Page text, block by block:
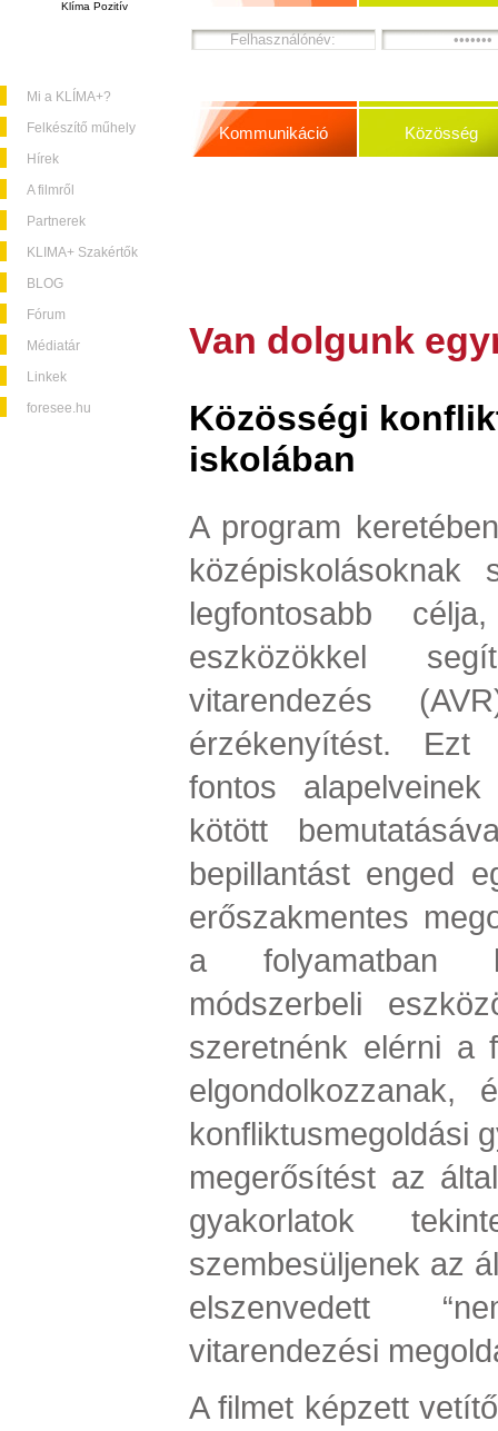
Klíma Pozitív
Mi a KLÍMA+?
Felkészítő műhely
Hírek
A filmről
Partnerek
KLIMA+ Szakértők
BLOG
Fórum
Médiatár
Linkek
foresee.hu
Kommunikáció Közösség
Van dolgunk
Közösségi
iskolában
A program
legfontosabb
eszközökkel
vitarendezés
érzékenyítést.
fontos
kötött
bepillantást enged
erőszakmentes
a folyamatban
módszerbeli
szeretnénk elérni a
elgondolkozzanak,
konfliktusmegoldási
megerősítést az
gyakorlatok
szembesüljenek az
elszenvedett
vitarendezési
A filmet képzett